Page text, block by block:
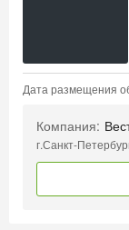
Дата размещения
Компания:
г.Санкт-